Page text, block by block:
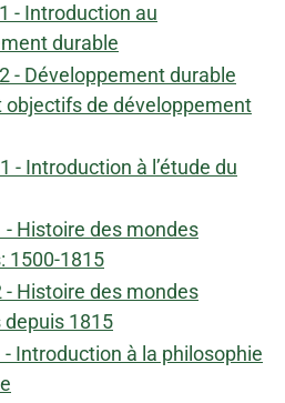
- Introduction au
durable
- Développement durable
objectifs de développement
- Introduction à l’étude du
- Histoire des mondes
1500-1815
- Histoire des mondes
1815
- Introduction à la philosophie